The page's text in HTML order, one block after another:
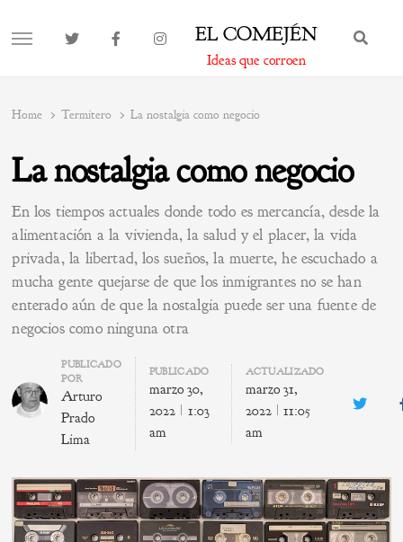
MENU EL COMEJÉN
Ideas que corroen
Home Termitero La nostalgia como negocio
La nostalgia como negocio
En los tiempos actuales donde todo es mercancía, desde la
alimentación a la vivienda, la salud y el placer, la vida
privada, la libertad, los sueños, la muerte, he escuchado a
mucha gente quejarse de que los inmigrantes no se han
enterado aún de que la nostalgia puede ser una fuente de
negocios como ninguna otra
Author
PUBLICADO
POR
Arturo
Prado
Lima
PUBLICADO
marzo 30,
2022
1:03
am
ACTUALIZADO
marzo 31,
2022
11:05
am
Twitter